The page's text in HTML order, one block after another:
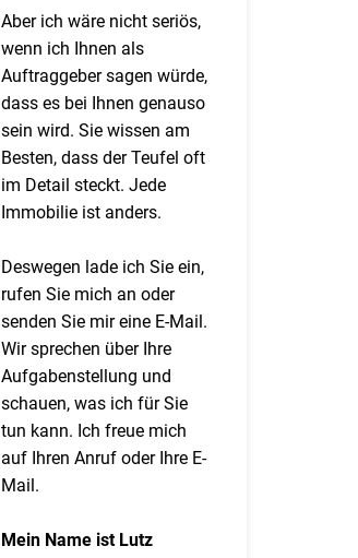
Aber ich wäre nicht seriös,
wenn ich Ihnen als
Auftraggeber sagen würde,
dass es bei Ihnen genauso
sein wird. Sie wissen am
Besten, dass der Teufel oft
im Detail steckt. Jede
Immobilie ist anders.
Deswegen lade ich Sie ein,
rufen Sie mich an oder
senden Sie mir eine E-Mail.
Wir sprechen über Ihre
Aufgabenstellung und
schauen, was ich für Sie
tun kann. Ich freue mich
auf Ihren Anruf oder Ihre E-
Mail.
Mein Name ist Lutz